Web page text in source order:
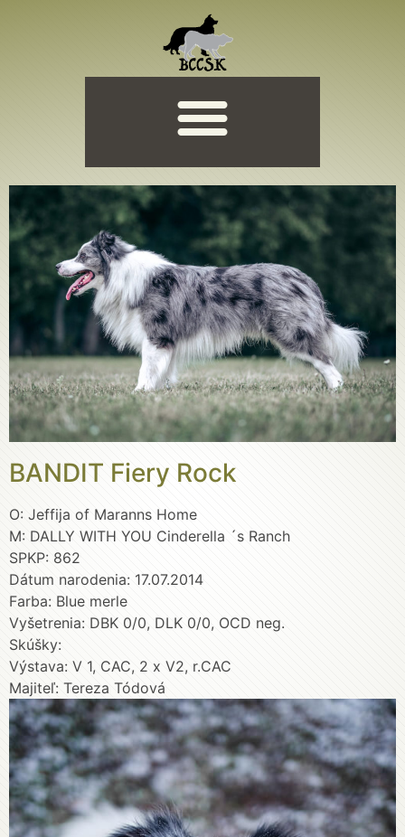
BANDIT Fiery Rock
O: Jeffija of Maranns Home
M: DALLY WITH YOU Cinderella ´s Ranch
SPKP: 862
Dátum narodenia: 17.07.2014
Farba: Blue merle
Vyšetrenia: DBK 0/0, DLK 0/0, OCD neg.
Skúšky:
Výstava: V 1, CAC, 2 x V2, r.CAC
Majiteľ: Tereza Tódová